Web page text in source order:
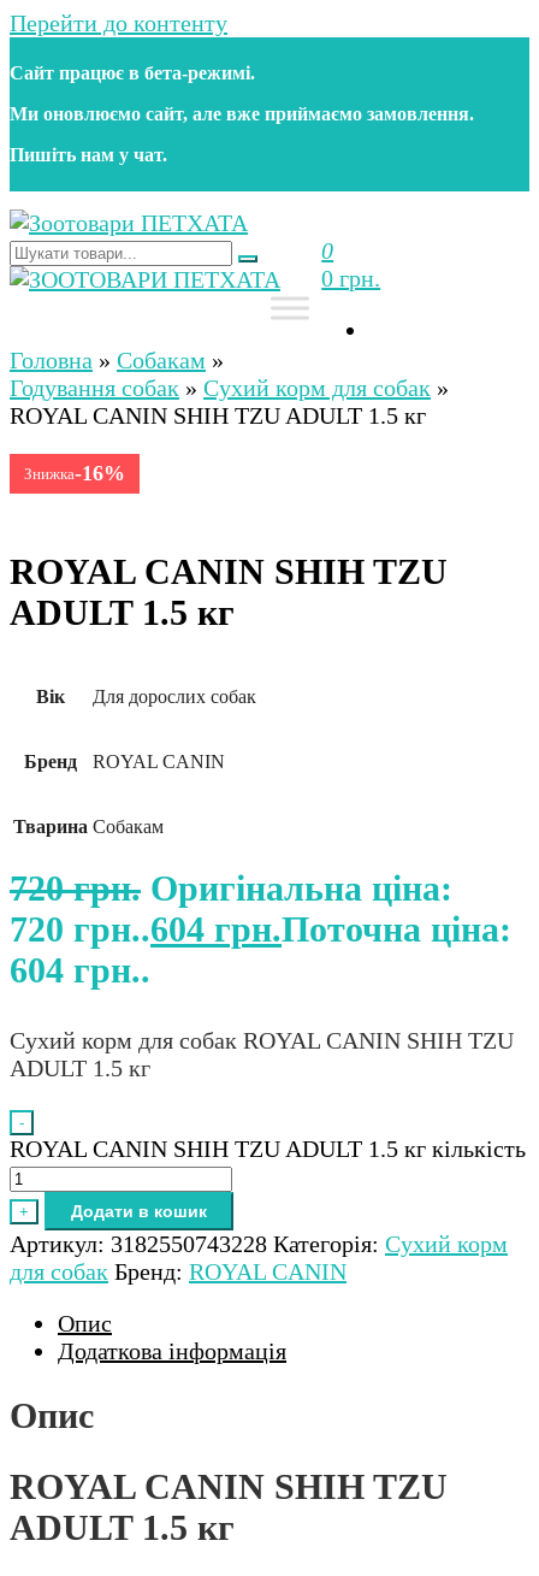
Перейти до контенту
Сайт працює в бета‑режимі.
Ми оновлюємо сайт, але вже приймаємо замовлення.
Пишіть нам у чат.
Зоотовари ПЕТХАТА
Зоомагазин для собак та котів | Корм, іграшки,
аксесуари та догляд за тваринами. Доставка по
0
0 грн.
Зоомагазин для собак та котів | Корм, іграшки,
аксесуари та догляд за тваринами. Доставка по
Україні
Головна » Собакам »
Годування собак » Сухий корм для собак »
ROYAL CANIN SHIH TZU ADULT 1.5 кг
Знижка-16%
ROYAL CANIN SHIH TZU
ADULT 1.5 кг
Вік Для дорослих собак
Бренд ROYAL CANIN
Тварина Собакам
720грн. Оригінальна ціна:
720 грн..604 грн.Поточна ціна:
604 грн..
Сухий корм для собак ROYAL CANIN SHIH TZU
ADULT 1.5 кг
-
ROYAL CANIN SHIH TZU ADULT 1.5 кг кількість
+ Додати в кошик
Артикул: 3182550743228 Категорія: Сухий корм
для собак Бренд: ROYAL CANIN
Опис
Додаткова інформація
Опис
ROYAL CANIN SHIH TZU
ADULT 1.5 кг